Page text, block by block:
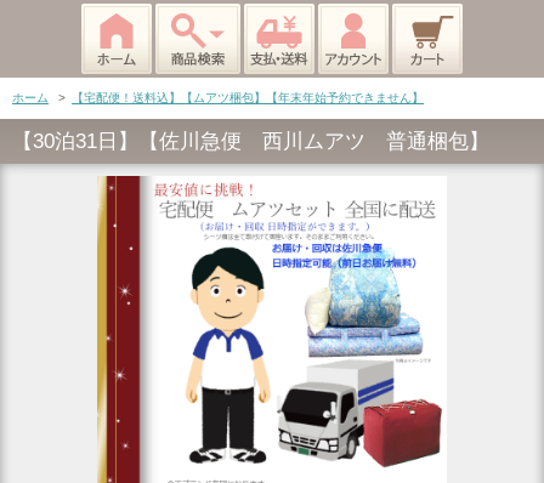
ホーム > 【宅配便！送料込】【ムアツ梱包】【年末年始予約できません】
【30泊31日】【佐川急便 西川ムアツ 普通梱包】